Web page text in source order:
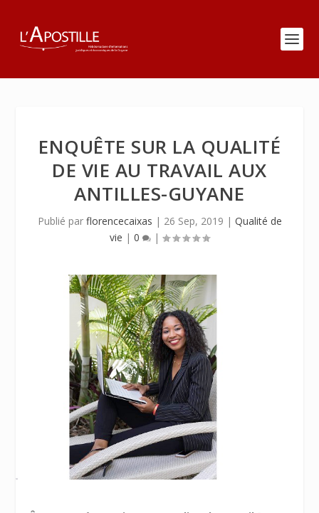
ENQUÊTE SUR LA QUALITÉ
DE VIE AU TRAVAIL AUX
ANTILLES-GUYANE
Publié par florencecaixas | 26 Sep, 2019 | Qualité de
vie | 0 |